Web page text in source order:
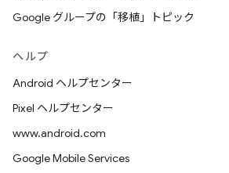
Google グループの「移植」トピック
ヘルプ
Android ヘルプセンター
Pixel ヘルプセンター
www.android.com
Google Mobile Services